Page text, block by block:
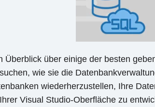
Überblick über einige der besten
wie sie die
wiederherzustellen, Ihre
Visual Studio-Oberfläche zu